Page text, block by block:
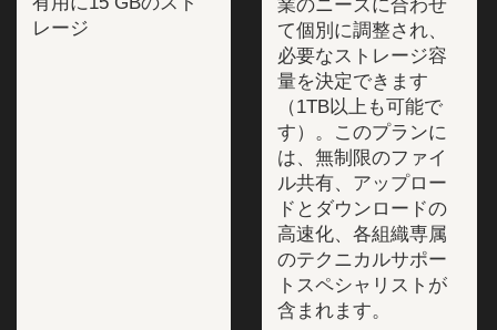
レージ
業のニーズに合わせ
て個別に調整され、
必要なストレージ容
量を決定できます
（1TB以上も可能で
す）。このプランに
は、無制限のファイ
ル共有、アップロー
ドとダウンロードの
高速化、各組織専属
のテクニカルサポー
トスペシャリストが
含まれます。